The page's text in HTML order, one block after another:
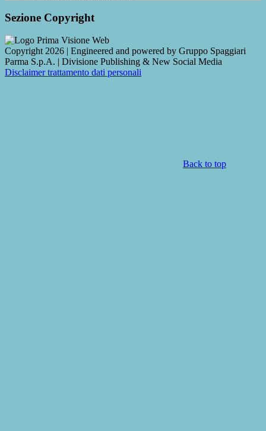
Sezione Copyright
Copyright 2026 | Engineered and powered by Gruppo Spaggiari
Parma S.p.A. | Divisione Publishing & New Social Media
Disclaimer trattamento dati personali
Back to top